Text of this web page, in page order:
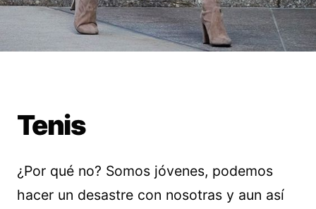
Tenis
¿Por qué no? Somos jóvenes, podemos
hacer un desastre con nosotras y aun así